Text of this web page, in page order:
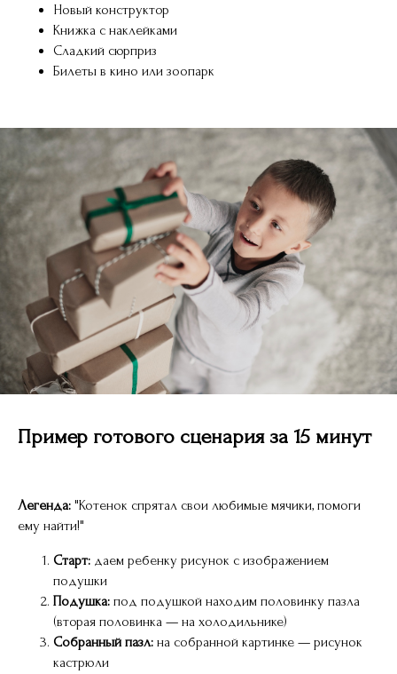
Новый конструктор
Книжка с наклейками
Сладкий сюрприз
Билеты в кино или зоопарк
Пример готового сценария за 15 минут
Легенда: "Котенок спрятал свои любимые мячики, помоги
ему найти!"
Старт: даем ребенку рисунок с изображением
подушки
Подушка: под подушкой находим половинку пазла
(вторая половинка — на холодильнике)
Собранный пазл: на собранной картинке — рисунок
кастрюли